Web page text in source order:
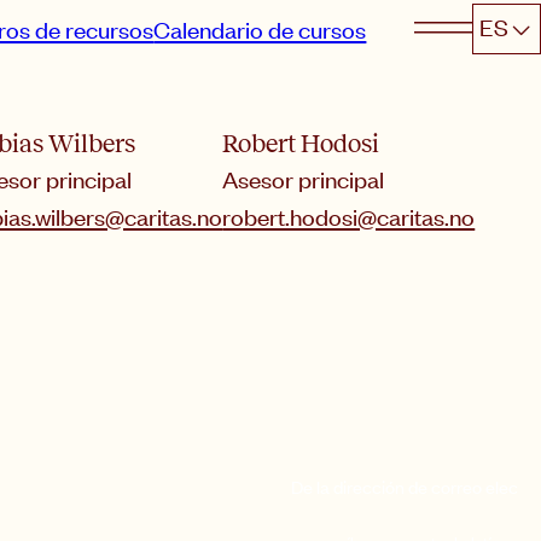
de recursosCalendario de cursos
ES
Wilbers
principal
Robert Hodosi
Asesor principal
robert.hodosi@caritas.no